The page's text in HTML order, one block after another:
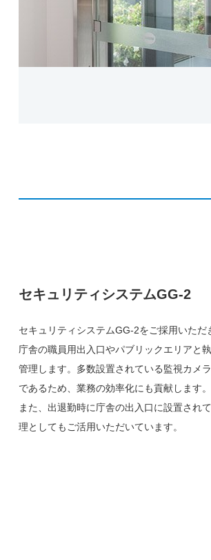
セキュリティシステムGG-2
セキュリティシステムGG-2をご採用いただ
庁舎の職員用出入口やパブリックエリアと
管理します。多数設置されている監視カメ
であるため、業務の効率化にも貢献します。
また、出退勤時に庁舎の出入口に設置され
理としてもご活用いただいています。